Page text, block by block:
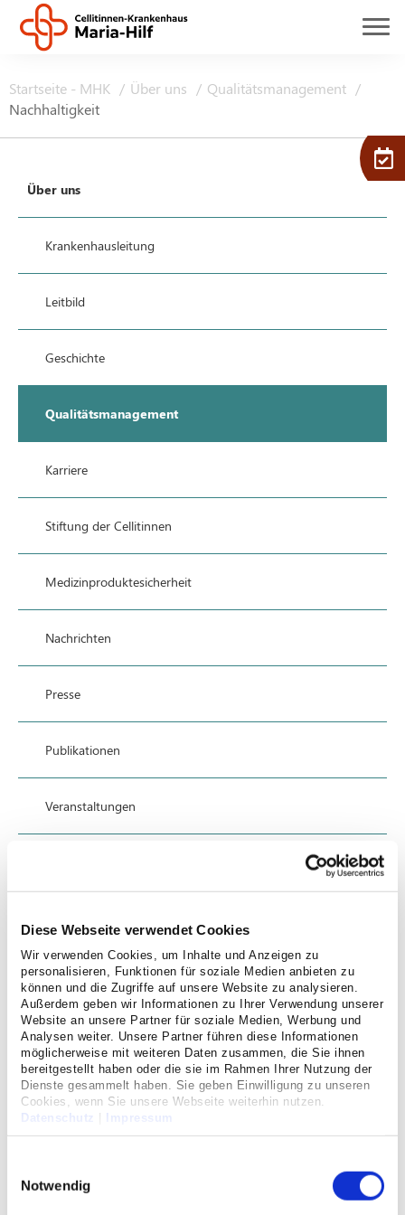
Diese Webseite verwendet Cookies
Wir verwenden Cookies, um Inhalte und Anzeigen zu
personalisieren, Funktionen für soziale Medien anbieten zu
können und die Zugriffe auf unsere Website zu analysieren.
Außerdem geben wir Informationen zu Ihrer Verwendung unserer
Website an unsere Partner für soziale Medien, Werbung und
Analysen weiter. Unsere Partner führen diese Informationen
möglicherweise mit weiteren Daten zusammen, die Sie ihnen
bereitgestellt haben oder die sie im Rahmen Ihrer Nutzung der
Dienste gesammelt haben. Sie geben Einwilligung zu unseren
Cookies, wenn Sie unsere Webseite weiterhin nutzen.
Datenschutz
Impressum
Notwendig
Startseite - MHK Über uns
Qualitätsmanagement
Nachhaltigkeit
Über uns
Krankenhausleitung
Leitbild
Geschichte
Qualitätsmanagement
Karriere
Stiftung der Cellitinnen
Medizinproduktesicherheit
Nachrichten
Presse
Publikationen
Veranstaltungen
Impressum
Nachhaltigkeit im
Krankenhaus
Auch in einem Krankenhaus kann darauf geachtet werden,
nachhaltig zu arbeiten, zum Beispiel Ressourcen wie Papier
oder Energie zu sparen, und diese Werte auch den
Dass Cellitinnen-Krankenhaus Maria-Hilf ist ebenfalls